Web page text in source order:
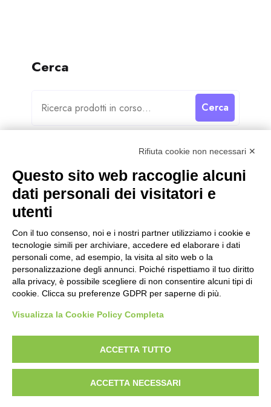
Cerca
Cerca
Categorie
Categorie
Designed With Love by:Digital Forge Verona
Chi siamo
Contatti Condizioni di vendita
Rights
Rifiuta cookie non necessari ✕
Questo sito web raccoglie alcuni
dati personali dei visitatori e
utenti
Con il tuo consenso, noi e i nostri partner utilizziamo i cookie e
tecnologie simili per archiviare, accedere ed elaborare i dati
personali come, ad esempio, la visita al sito web o la
personalizzazione degli annunci. Poiché rispettiamo il tuo diritto
alla privacy, è possibile scegliere di non consentire alcuni tipi di
cookie. Clicca su preferenze GDPR per saperne di più.
Visualizza la Cookie Policy Completa
ACCETTA TUTTO
ACCETTA NECESSARI